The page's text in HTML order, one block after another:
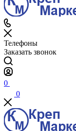
Телефоны
Заказать звонок
0
0